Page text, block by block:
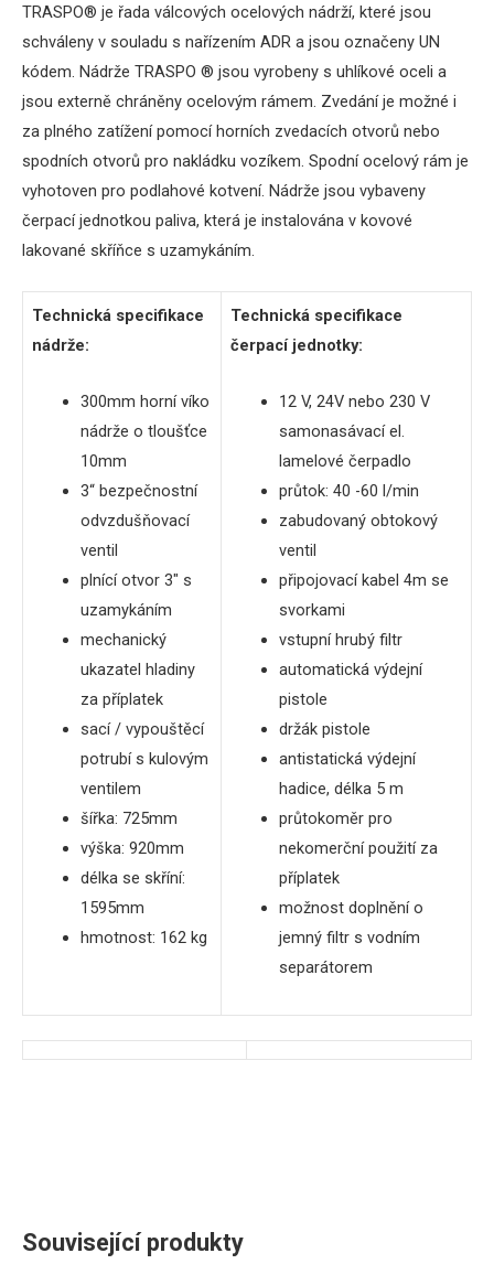
TRASPO® je řada válcových ocelových nádrží, které jsou
schváleny v souladu s nařízením ADR a jsou označeny UN
kódem. Nádrže TRASPO ® jsou vyrobeny s uhlíkové oceli a
jsou externě chráněny ocelovým rámem. Zvedání je možné i
za plného zatížení pomocí horních zvedacích otvorů nebo
spodních otvorů pro nakládku vozíkem. Spodní ocelový rám je
vyhotoven pro podlahové kotvení. Nádrže jsou vybaveny
čerpací jednotkou paliva, která je instalována v kovové
lakované skříňce s uzamykáním.
Technická specifikace
nádrže:
300mm horní víko
nádrže o tloušťce
10mm
3“ bezpečnostní
odvzdušňovací
ventil
plnící otvor 3″ s
uzamykáním
mechanický
ukazatel hladiny
za příplatek
sací / vypouštěcí
potrubí s kulovým
ventilem
šířka: 725mm
výška: 920mm
délka se skříní:
1595mm
hmotnost: 162 kg
Technická specifikace
čerpací jednotky:
12 V, 24V nebo 230 V
samonasávací el.
lamelové čerpadlo
průtok: 40 -60 l/min
zabudovaný obtokový
ventil
připojovací kabel 4m se
svorkami
vstupní hrubý filtr
automatická výdejní
pistole
držák pistole
antistatická výdejní
hadice, délka 5 m
průtokoměr pro
nekomerční použití za
příplatek
možnost doplnění o
jemný filtr s vodním
separátorem
Související produkty